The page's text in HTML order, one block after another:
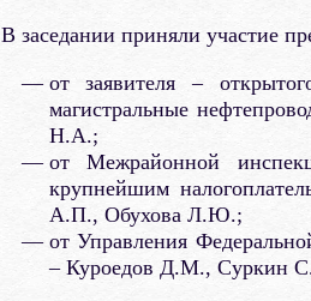
В заседании приняли участие
от заявителя –
магистральные
Н.А.;
от Межрайонной
крупнейшим
А.П., Обухова Л.Ю.;
от Управления
– Куроедов Д.М., Суркин